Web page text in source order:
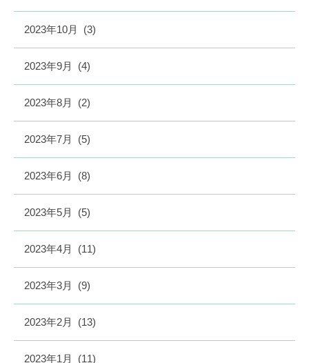
2023年10月 (3)
2023年9月 (4)
2023年8月 (2)
2023年7月 (5)
2023年6月 (8)
2023年5月 (5)
2023年4月 (11)
2023年3月 (9)
2023年2月 (13)
2023年1月 (11)